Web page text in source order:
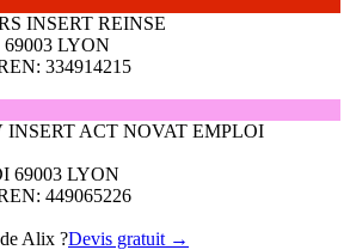
INSERT REINSE
LYON
334914215
ACT NOVAT EMPLOI
69003 LYON
449065226
Alix ?Devis gratuit →